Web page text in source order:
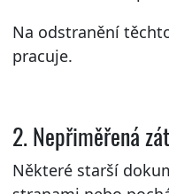
Na odstranění
pracuje.
2. Nepřiměřená
Některé starší